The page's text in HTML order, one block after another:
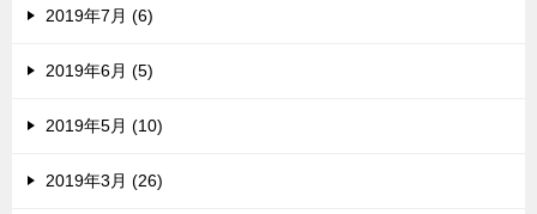
2019年7月 (6)
2019年6月 (5)
2019年5月 (10)
2019年3月 (26)